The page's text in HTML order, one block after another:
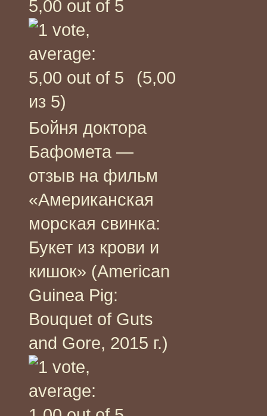
(5,00
из 5)
Бойня доктора
Бафомета —
отзыв на фильм
«Американская
морская свинка:
Букет из крови и
кишок» (American
Guinea Pig:
Bouquet of Guts
and Gore, 2015 г.)